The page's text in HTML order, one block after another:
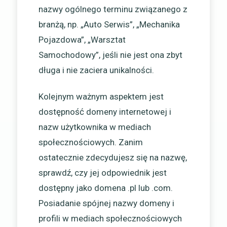
nazwy ogólnego terminu związanego z
branżą, np. „Auto Serwis”, „Mechanika
Pojazdowa”, „Warsztat
Samochodowy”, jeśli nie jest ona zbyt
długa i nie zaciera unikalności.
Kolejnym ważnym aspektem jest
dostępność domeny internetowej i
nazw użytkownika w mediach
społecznościowych. Zanim
ostatecznie zdecydujesz się na nazwę,
sprawdź, czy jej odpowiednik jest
dostępny jako domena .pl lub .com.
Posiadanie spójnej nazwy domeny i
profili w mediach społecznościowych